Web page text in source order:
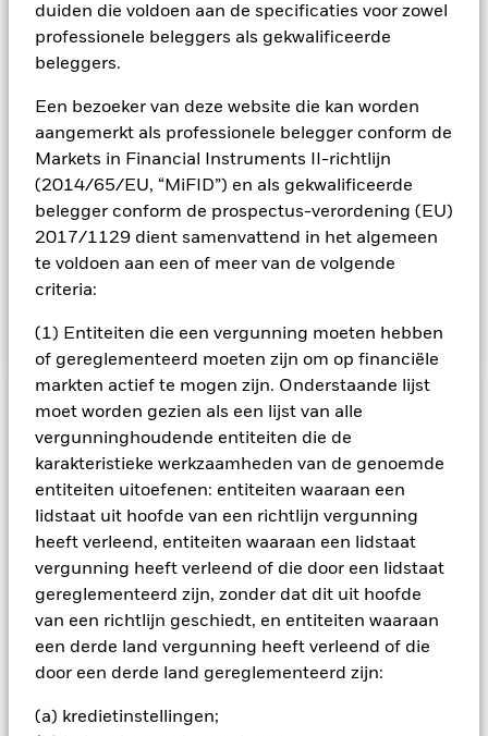
duiden die voldoen aan de specificaties voor zowel
professionele beleggers als gekwalificeerde
beleggers.
Een bezoeker van deze website die kan worden
aangemerkt als professionele belegger conform de
Markets in Financial Instruments II-richtlijn
(2014/65/EU, “MiFID”) en als gekwalificeerde
belegger conform de prospectus-verordening (EU)
2017/1129 dient samenvattend in het algemeen
te voldoen aan een of meer van de volgende
criteria:
(1) Entiteiten die een vergunning moeten hebben
of gereglementeerd moeten zijn om op financiële
markten actief te mogen zijn. Onderstaande lijst
moet worden gezien als een lijst van alle
vergunninghoudende entiteiten die de
karakteristieke werkzaamheden van de genoemde
entiteiten uitoefenen: entiteiten waaraan een
lidstaat uit hoofde van een richtlijn vergunning
heeft verleend, entiteiten waaraan een lidstaat
vergunning heeft verleend of die door een lidstaat
gereglementeerd zijn, zonder dat dit uit hoofde
van een richtlijn geschiedt, en entiteiten waaraan
een derde land vergunning heeft verleend of die
door een derde land gereglementeerd zijn:
(a) kredietinstellingen;
belegging door een combinatie van kapitaalgroei en
inkomsten uit de activa van het Fonds, op een wijze die in
overeenstemming is met de principes van duurzaam
criteria op het vlak van milieu, maatschappij en governance
totale activa in vastrentende effecten. Hiertoe behoren
obligaties en geldmarktinstrumenten (d.w.z. schuldeffecten
met korte looptijden). De basisvaluta van het Fonds is de
euro en de valutablootstelling wordt flexibel beheerd. Bij de
vermogensallocatie van het Fonds wordt rekening gehouden
samenstelling van de portefeuille verschillen van de
portefeuille van een vergelijkbaar fonds waarvan de
BELANGRIJKE GEGEVENS: Kapitaalrisico.De waarde en
het rendement van beleggingen kunnen dalen en stijgen, en
zijn niet gegarandeerd. Beleggers verliezen mogelijk hun
oorspronkelijke inleg.
Vastrentende effecten van mindere beleggingskwaliteit zijn
gevoeliger voor veranderingen in rentetarieven en brengen
een groter 'kredietrisico' met zich mee dan vastrentende
effecten met een hogere rating. Voor Asset Backed Securities
risico’s als voor vastrentende effecten. Dergelijke
beleggingsinstrumenten zijn onderhevig aan een
liquiditeitsrisico, zij maken vaak gebruik van leningen en
activa weer. Valutarisico: Het Fonds belegt in andere valuta's.